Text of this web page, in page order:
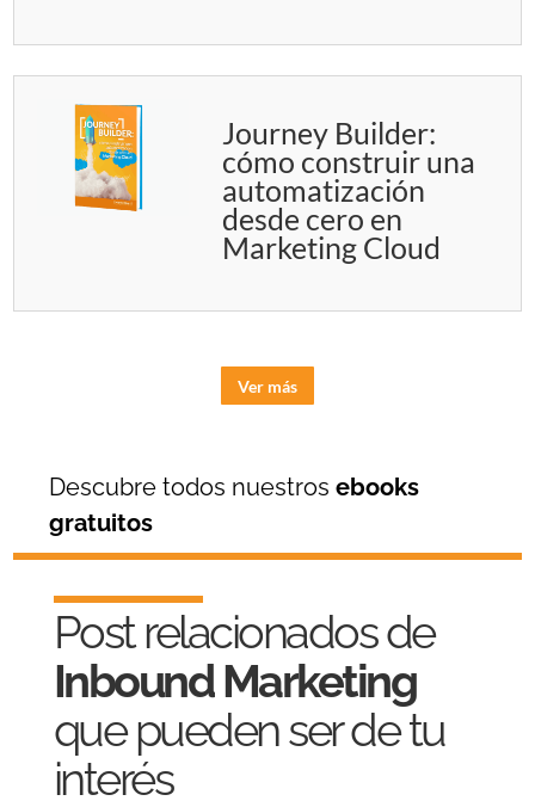
Journey Builder:
cómo construir una
automatización
desde cero en
Marketing Cloud
Ver más
Descubre todos nuestrosebooks
gratuitos
Post relacionados de
Inbound Marketing
que pueden ser de tu
interés